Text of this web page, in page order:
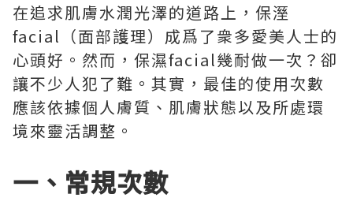
在追求肌膚水潤光澤的道路上，保溼
facial（面部護理）成爲了衆多愛美人士的
心頭好。然而，保濕facial幾耐做一次？卻
讓不少人犯了難。其實，最佳的使用次數
應該依據個人膚質、肌膚狀態以及所處環
境來靈活調整。
一、常規次數